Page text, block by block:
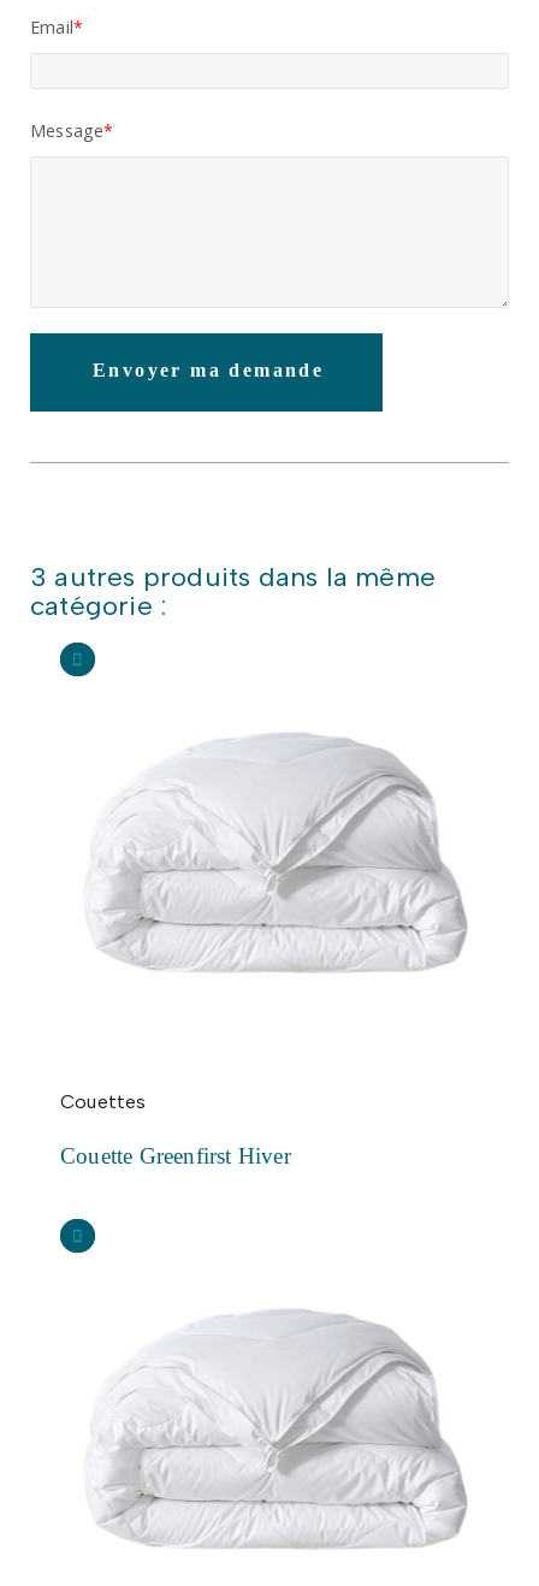
Email
Message
Envoyer ma demande
3 autres produits dans la même
catégorie :
Couettes
Couette Greenfirst Hiver